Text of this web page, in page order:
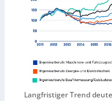
Langfristiger Trend